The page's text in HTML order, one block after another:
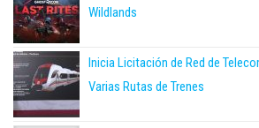
Wildlands
Inicia Licitación de Red de
Varias Rutas de Trenes